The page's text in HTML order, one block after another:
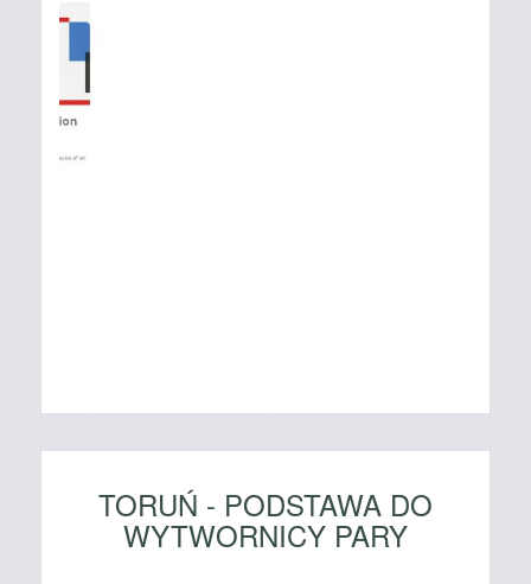
TORUŃ - PODSTAWA DO
WYTWORNICY PARY